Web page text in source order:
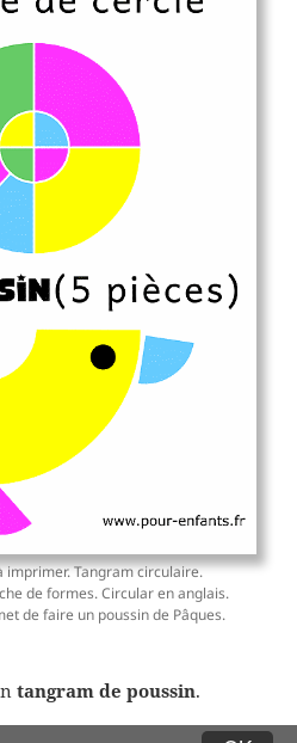
imprimer. Tangram circulaire.
de formes. Circular en anglais.
de faire un poussin de Pâques.
tangram de poussin.